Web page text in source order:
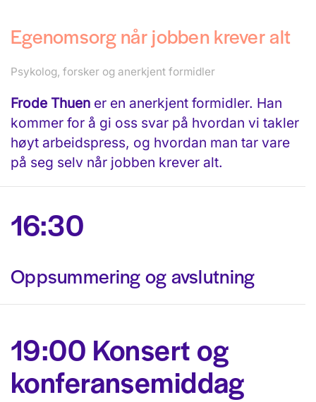
Egenomsorg når jobben krever alt
Psykolog, forsker og anerkjent formidler
Frode Thuen er en anerkjent formidler. Han
kommer for å gi oss svar på hvordan vi takler
høyt arbeidspress, og hvordan man tar vare
på seg selv når jobben krever alt.
16:30
Oppsummering og avslutning
19:00 Konsert og
konferansemiddag